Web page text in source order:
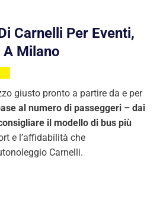
Carnelli Per Eventi,
A Milano
giusto pronto a partire da e per
al numero di passeggeri – dai
il modello di bus più
e l’affidabilità che
Carnelli.